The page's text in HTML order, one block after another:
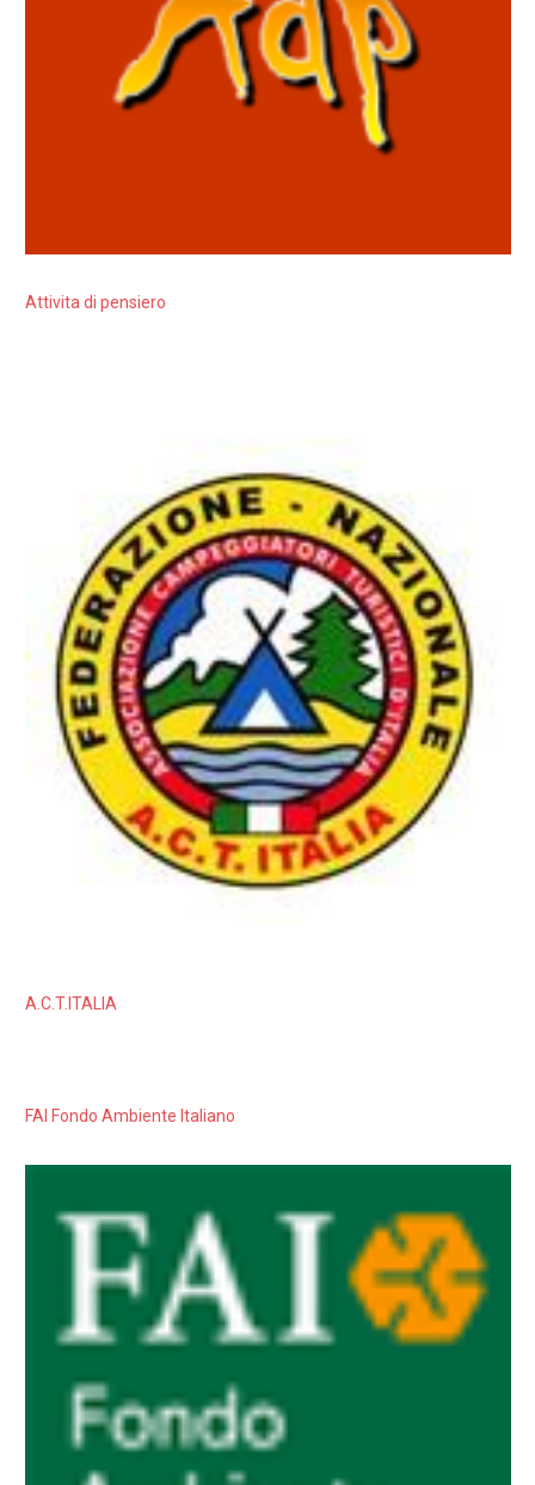
Attivita di pensiero
A.C.T.ITALIA
FAI Fondo Ambiente Italiano